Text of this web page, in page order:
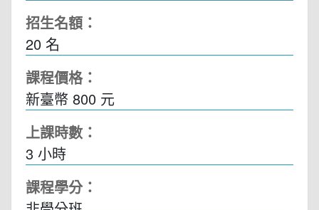
招生名額：
20 名
課程價格：
新臺幣 800 元
上課時數：
3 小時
課程學分：